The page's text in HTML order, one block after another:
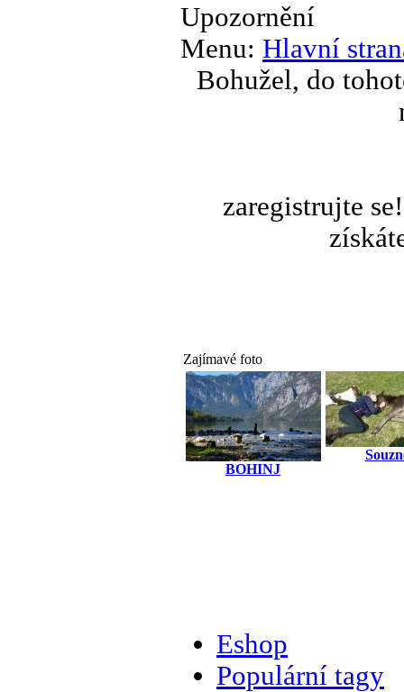
Upozornění
Menu: Hlavní
Bohužel, do
zaregistrujte
Zajímavé foto
BOHINJ
Eshop
Populární tagy